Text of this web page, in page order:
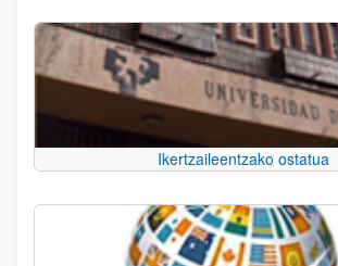
Ikertzaileentzako ostatua